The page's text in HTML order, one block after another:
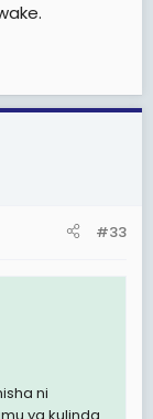
#33
ni
ya kulinda